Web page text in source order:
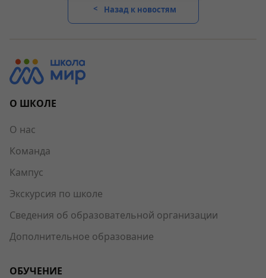
Назад к новостям
О ШКОЛЕ
О нас
Команда
Кампус
Экскурсия по школе
Сведения об образовательной организации
Дополнительное образование
ОБУЧЕНИЕ